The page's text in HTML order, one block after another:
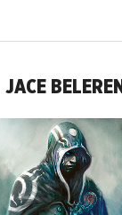
JACE BELEREN